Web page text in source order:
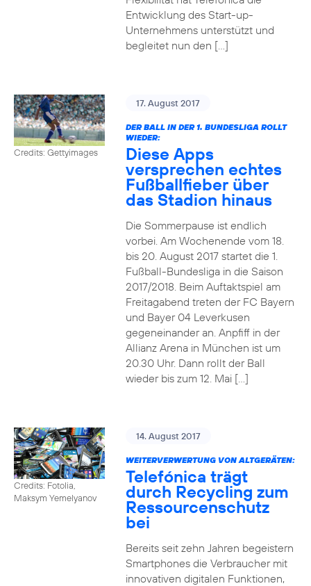
Entwicklung des Start-up-
Unternehmens unterstützt und
begleitet nun den […]
Credits: Gettyimages
17. August 2017
DER BALL IN DER 1. BUNDESLIGA ROLLT
WIEDER:
Diese Apps
versprechen echtes
Fußballfieber über
das Stadion hinaus
Die Sommerpause ist endlich
vorbei. Am Wochenende vom 18.
bis 20. August 2017 startet die 1.
Fußball-Bundesliga in die Saison
2017/2018. Beim Auftaktspiel am
Freitagabend treten der FC Bayern
und Bayer 04 Leverkusen
gegeneinander an. Anpfiff in der
Allianz Arena in München ist um
20.30 Uhr. Dann rollt der Ball
wieder bis zum 12. Mai […]
Credits: Fotolia,
Maksym Yemelyanov
14. August 2017
WEITERVERWERTUNG VON ALTGERÄTEN:
Telefónica trägt
durch Recycling zum
Ressourcenschutz
bei
Bereits seit zehn Jahren begeistern
Smartphones die Verbraucher mit
innovativen digitalen Funktionen,